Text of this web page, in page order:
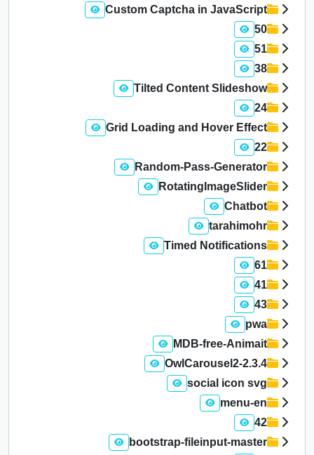
Custom Captcha in JavaScript
50
51
38
Tilted Content Slideshow
24
Grid Loading and Hover Effect
22
Random-Pass-Generator
RotatingImageSlider
Chatbot
tarahimohr
Timed Notifications
61
41
43
pwa
MDB-free-Animait
OwlCarousel2-2.3.4
social icon svg
menu-en
42
bootstrap-fileinput-master